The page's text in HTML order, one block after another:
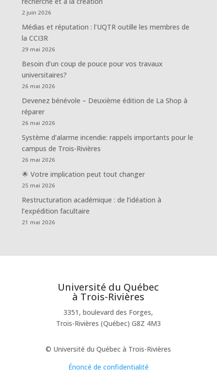
2 juin 2026
Médias et réputation : l’UQTR outille les membres de
la CCI3R
29 mai 2026
Besoin d’un coup de pouce pour vos travaux
universitaires?
26 mai 2026
Devenez bénévole – Deuxième édition de La Shop à
réparer
26 mai 2026
Système d’alarme incendie: rappels importants pour le
campus de Trois-Rivières
26 mai 2026
🌟 Votre implication peut tout changer
25 mai 2026
Restructuration académique : de l’idéation à
l’expédition facultaire
21 mai 2026
Université du Québec
à Trois-Rivières
3351, boulevard des Forges,
Trois-Rivières (Québec) G8Z 4M3
© Université du Québec à Trois-Rivières
Énoncé de confidentialité